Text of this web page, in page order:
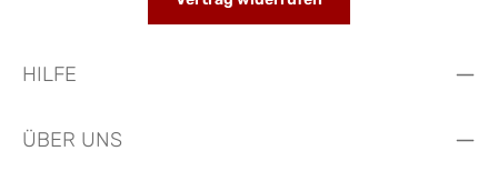
HILFE
ÜBER UNS